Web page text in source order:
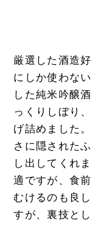
厳選した酒造
にしか使わな
した純米吟醸
っくりしぼり
げ詰めました
さに隠された
し出してくれ
適ですが、食
むけるのも良
すが、裏技と